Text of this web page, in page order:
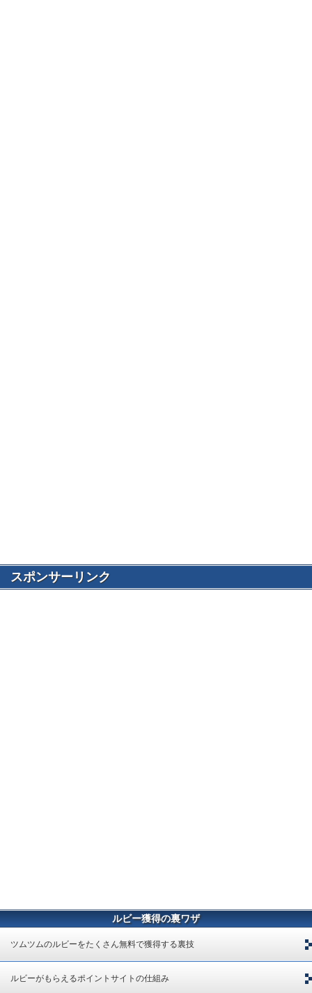
スポンサーリンク
ルビー獲得の裏ワザ
ツムツムのルビーをたくさん無料で獲得する裏技
ルビーがもらえるポイントサイトの仕組み